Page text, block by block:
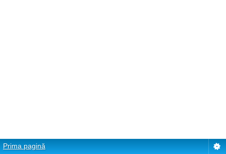
Prima pagină